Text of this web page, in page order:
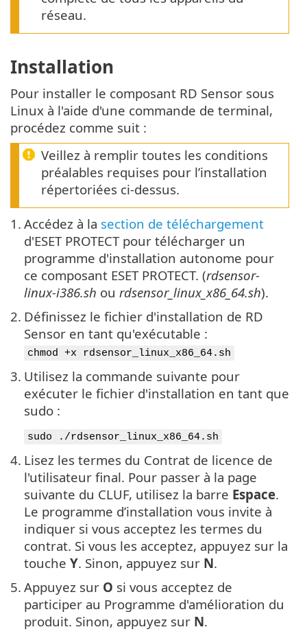
réseau.
Installation
Pour installer le composant RD Sensor sous
Linux à l'aide d'une commande de terminal,
procédez comme suit :
Veillez à remplir toutes les conditions
préalables requises pour l’installation
répertoriées ci-dessus.
1. Accédez à la section de téléchargement
d'ESET PROTECT pour télécharger un
programme d'installation autonome pour
ce composant ESET PROTECT. (rdsensor-
linux-i386.sh ou rdsensor_linux_x86_64.sh).
2. Définissez le fichier d'installation de RD
Sensor en tant qu'exécutable :
chmod +x rdsensor_linux_x86_64.sh
3. Utilisez la commande suivante pour
exécuter le fichier d'installation en tant que
sudo :
sudo ./rdsensor_linux_x86_64.sh
4. Lisez les termes du Contrat de licence de
l'utilisateur final. Pour passer à la page
suivante du CLUF, utilisez la barre Espace.
Le programme d’installation vous invite à
indiquer si vous acceptez les termes du
contrat. Si vous les acceptez, appuyez sur la
touche Y. Sinon, appuyez sur N.
5. Appuyez sur O si vous acceptez de
participer au Programme d'amélioration du
produit. Sinon, appuyez sur N.